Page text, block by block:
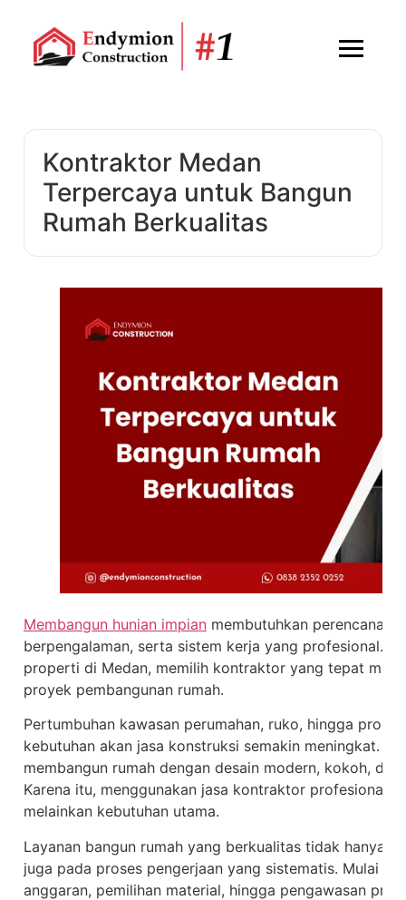
Kontraktor Medan
Terpercaya untuk Bangun
Rumah Berkualitas
Membangun hunian impian membutuhkan
berpengalaman, serta sistem kerja yang profesional.
properti di Medan, memilih kontraktor yang tepat
proyek pembangunan rumah.
Pertumbuhan kawasan perumahan, ruko, hingga
kebutuhan akan jasa konstruksi semakin meningkat.
membangun rumah dengan desain modern, kokoh,
Karena itu, menggunakan jasa kontraktor profesional
melainkan kebutuhan utama.
Layanan bangun rumah yang berkualitas tidak hanya
juga pada proses pengerjaan yang sistematis. Mulai
anggaran, pemilihan material, hingga pengawasan